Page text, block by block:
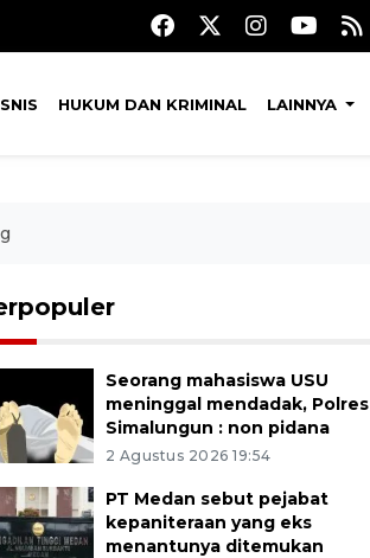
HUKUM DAN KRIMINAL LAINNYA
Seorang mahasiswa USU
meninggal mendadak, Polres
Simalungun : non pidana
2 Agustus 2026 19:54
PT Medan sebut pejabat
kepaniteraan yang eks
menantunya ditemukan